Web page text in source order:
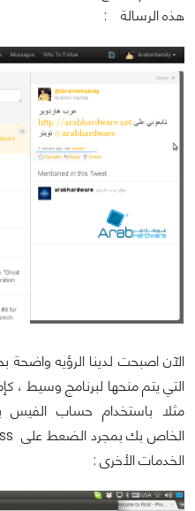
هذه الرسالة :
التي يتم منحها لبرنامج وسيط ،
الخدمات الأخرى :